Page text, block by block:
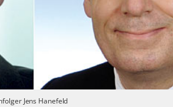
Jens Hanefeld